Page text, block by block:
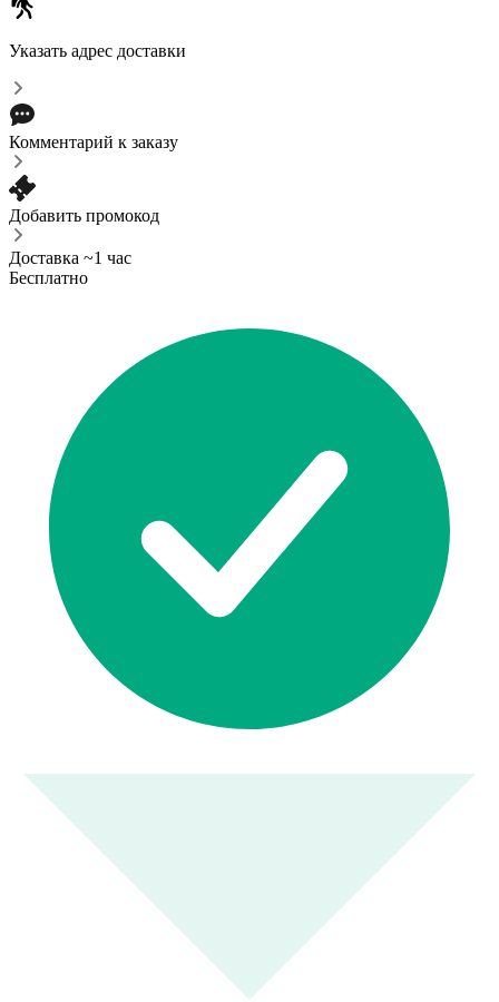
Указать адрес доставки
Комментарий к заказу
Добавить промокод
Доставка ~1 час
Бесплатно